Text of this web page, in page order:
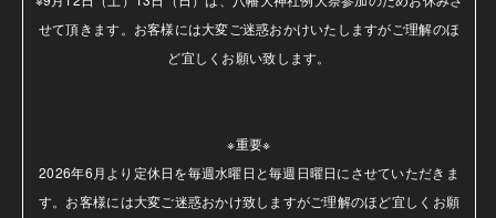
せて頂きます。お客様には大変ご迷惑おかけいたしますがご理解のほ
ど宜しくお願い致します。
※重要※
2026年6月より定休日を毎週水曜日と毎週日曜日にさせていただきま
す。お客様には大変ご迷惑おかけ致しますがご理解のほど宜しくお願